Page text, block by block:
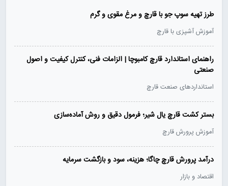
طرز تهیه سوپ جو با قارچ و مرغ مقوی و گرم
آموزش آشپزی با قارچ
راهنمای استاندارد قارچ کامبوچا | الزامات فنی، کنترل کیفیت و اصول
صنعتی
استانداردهای صنعت قارچ
بستر کشت قارچ یال شیر؛ فرمول دقیق و روش آماده‌سازی
آموزش پرورش قارچ
درآمد پرورش قارچ چاگا؛ هزینه، سود و بازگشت سرمایه
اقتصاد و بازار